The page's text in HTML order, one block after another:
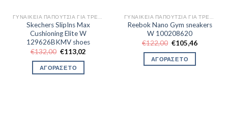
Skechers SlipIns Max
Cushioning Elite W
129626BKMV shoes
€132,00 Original
was:
€132,00.
€113,02
ΑΓΟΡΑΣΕ ΤΟ
Reebok Nano Gym sneakers
W 100208620
€122,00 Original
was:
€122,00.
€105,46Η
ΑΓΟΡΑΣΕ ΤΟ